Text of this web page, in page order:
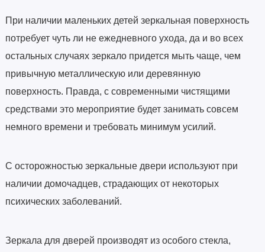
При наличии маленьких детей зеркальная поверхность
потребует чуть ли не ежедневного ухода, да и во всех
остальных случаях зеркало придется мыть чаще, чем
привычную металлическую или деревянную
поверхность. Правда, с современными чистящими
средствами это мероприятие будет занимать совсем
немного времени и требовать минимум усилий.
С осторожностью зеркальные двери используют при
наличии домочадцев, страдающих от некоторых
психических заболеваний.
Зеркала для дверей производят из особого стекла,